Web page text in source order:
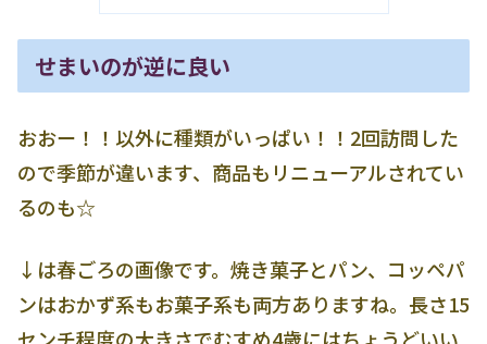
せまいのが逆に良い
おおー！！以外に種類がいっぱい！！2回訪問した
ので季節が違います、商品もリニューアルされてい
るのも☆
↓は春ごろの画像です。焼き菓子とパン、コッペパ
ンはおかず系もお菓子系も両方ありますね。長さ15